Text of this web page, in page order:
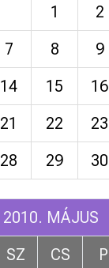
1
2
7 8 9
14 15 16
21 22 23
28 29 30
2010. MÁJUS
SZ CS P